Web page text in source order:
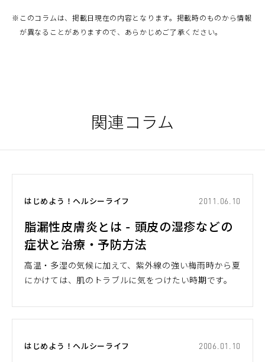
※ このコラムは、掲載日現在の内容となります。掲載時のものから情報
が異なることがありますので、あらかじめご了承ください。
関連コラム
はじめよう！ヘルシーライフ 2011.06.10
脂漏性皮膚炎とは - 頭皮の湿疹などの
症状と治療・予防方法
高温・多湿の気候に加えて、紫外線の強い梅雨時から夏
にかけては、肌のトラブルに気をつけたい時期です。
はじめよう！ヘルシーライフ 2006.01.10